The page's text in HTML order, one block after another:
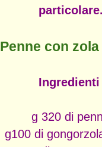
Penne con
Ingredienti
g 320 di
g100 di